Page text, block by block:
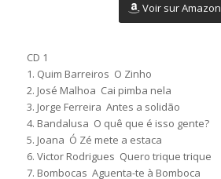
Voir sur Amazon
CD 1
1. Quim Barreiros  O Zinho
2. José Malhoa  Cai pimba nela
3. Jorge Ferreira  Antes a solidão
4. Bandalusa  O quê que é isso gente?
5. Joana  Ó Zé mete a estaca
6. Victor Rodrigues  Quero trique trique
7. Bombocas  Aguenta-te à Bomboca